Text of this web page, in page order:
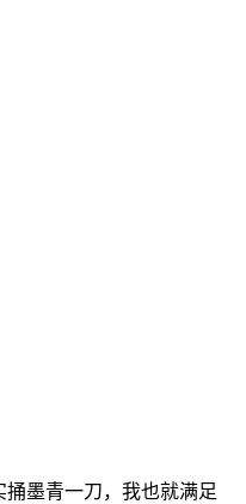
墨青一刀，我也就满足